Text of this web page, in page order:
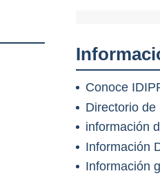
Conoce
Directorio de
información
Información
Información